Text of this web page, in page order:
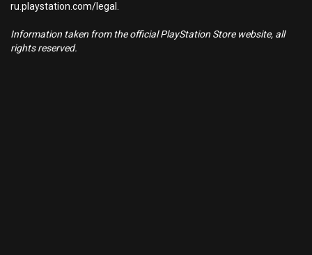
ru.playstation.com/legal.
Information taken from the official PlayStation Store website, all
rights reserved.